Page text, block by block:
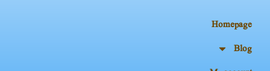
Homepage
Blog